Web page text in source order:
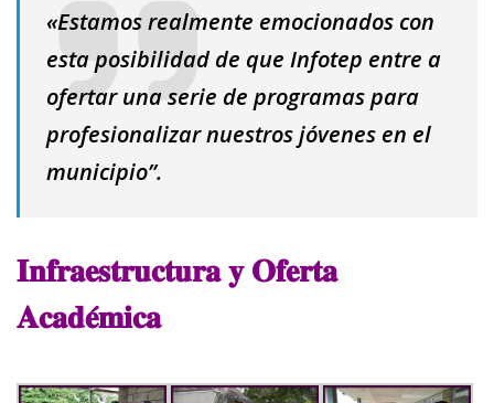
«Estamos realmente emocionados con
esta posibilidad de que Infotep entre a
ofertar una serie de programas para
profesionalizar nuestros jóvenes en el
municipio”.
𝐈𝐧𝐟𝐫𝐚𝐞𝐬𝐭𝐫𝐮𝐜𝐭𝐮𝐫𝐚 𝐲 𝐎𝐟𝐞𝐫𝐭𝐚
𝐀𝐜𝐚𝐝𝐞́𝐦𝐢𝐜𝐚